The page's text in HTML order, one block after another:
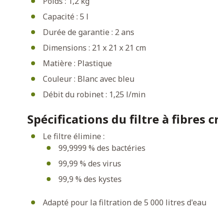
Capacité : 5 l
Durée de garantie : 2 ans
Dimensions : 21 x 21 x 21 cm
Matière : Plastique
Couleur : Blanc avec bleu
Débit du robinet : 1,25 l/min
Spécifications du filtre à fibres
Le filtre élimine :
99,9999 % des bactéries
99,99 % des virus
99,9 % des kystes
Adapté pour la filtration de 5 000 litres d'eau